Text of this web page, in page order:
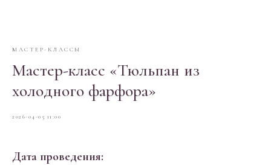
МАСТЕР-КЛАССЫ
Мастер-класс «Тюльпан из
холодного фарфора»
2026-04-05 11:00
Дата проведения: